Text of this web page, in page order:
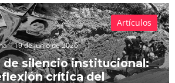
19 de junio de 2026
de silencio institucional:
crítica del
Artículos